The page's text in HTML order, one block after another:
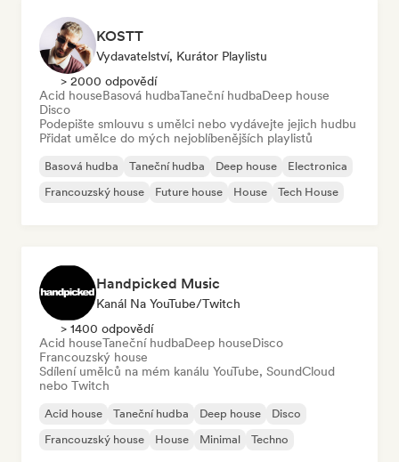
KOSTT
Vydavatelství, Kurátor Playlistu
> 2000 odpovědí
Acid houseBasová hudbaTaneční hudbaDeep house
Disco
Podepište smlouvu s umělci nebo vydávejte jejich hudbu
Přidat umělce do mých nejoblíbenějších playlistů
Basová hudba Taneční hudba Deep house
Electronica
Francouzský house
Future house House Tech House
Handpicked Music
Kanál Na YouTube/Twitch
> 1400 odpovědí
Acid houseTaneční hudbaDeep houseDisco
Francouzský house
Sdílení umělců na mém kanálu YouTube, SoundCloud
nebo Twitch
Acid house Taneční hudba Deep house
Disco
Francouzský house
House Minimal Techno